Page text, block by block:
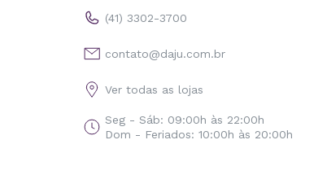
(41) 3302-3700
contato@daju.com.br
Ver todas as lojas
Seg - Sáb: 09:00h às 22:00h
Dom - Feriados: 10:00h às 20:00h